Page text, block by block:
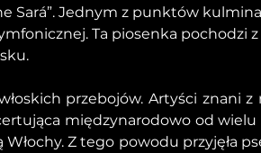
Sará”. Jednym z punktów
Ta piosenka pochodzi
przebojów. Artyści znani z
międzynarodowo od wielu
Z tego powodu przyjęła